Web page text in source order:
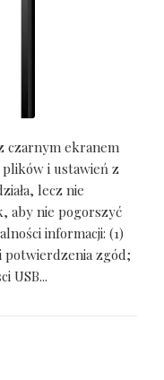
czarnym ekranem
i ustawień z
lecz nie
aby nie pogorszyć
informacji: (1)
potwierdzenia zgód;
USB...